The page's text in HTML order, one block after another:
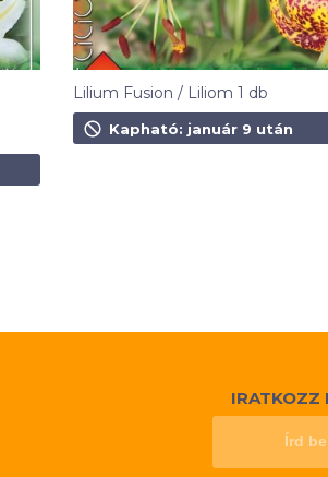
Lilium Fusion / Liliom 1 db
1 490Ft
Kapható: január 9 után
IRATKOZZ